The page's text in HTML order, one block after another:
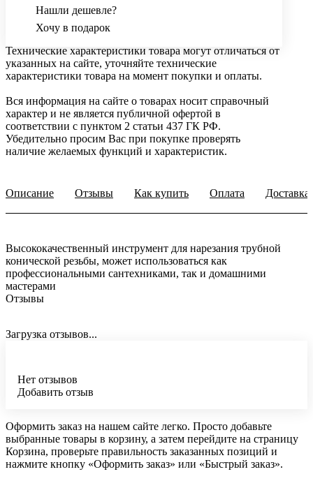
Нашли дешевле?
Хочу в подарок
Технические характеристики товара могут отличаться от
указанных на сайте, уточняйте технические
характеристики товара на момент покупки и оплаты.
Вся информация на сайте о товарах носит справочный
характер и не является публичной офертой в
соответствии с пунктом 2 статьи 437 ГК РФ.
Убедительно просим Вас при покупке проверять
наличие желаемых функций и характеристик.
Описание Отзывы Как купить Оплата Доставка
Высококачественный инструмент для нарезания трубной
конической резьбы, может использоваться как
профессиональными сантехниками, так и домашними
мастерами
Отзывы
Загрузка отзывов...
Нет отзывов
Добавить отзыв
Оформить заказ на нашем сайте легко. Просто добавьте
выбранные товары в корзину, а затем перейдите на страницу
Корзина, проверьте правильность заказанных позиций и
нажмите кнопку «Оформить заказ» или «Быстрый заказ».